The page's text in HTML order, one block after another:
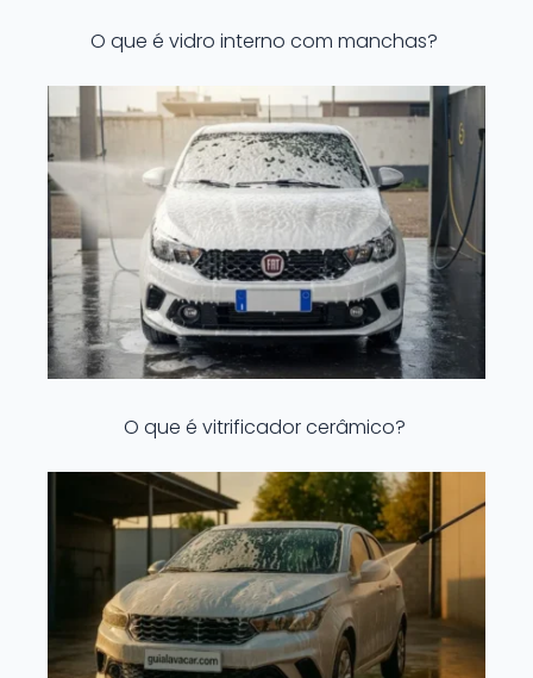
O que é vidro interno com manchas?
O que é vitrificador cerâmico?